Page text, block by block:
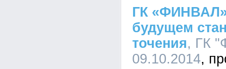
ГК «ФИНВАЛ»
будущем
точения, ГК
09.10.2014